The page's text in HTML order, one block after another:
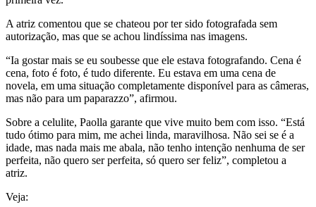
A atriz comentou que se chateou por ter sido fotografada sem
autorização, mas que se achou lindíssima nas imagens.
“Ia gostar mais se eu soubesse que ele estava fotografando. Cena é
cena, foto é foto, é tudo diferente. Eu estava em uma cena de
novela, em uma situação completamente disponível para as câmeras,
mas não para um paparazzo”, afirmou.
Sobre a celulite, Paolla garante que vive muito bem com isso. “Está
tudo ótimo para mim, me achei linda, maravilhosa. Não sei se é a
idade, mas nada mais me abala, não tenho intenção nenhuma de ser
perfeita, não quero ser perfeita, só quero ser feliz”, completou a
atriz.
Veja: